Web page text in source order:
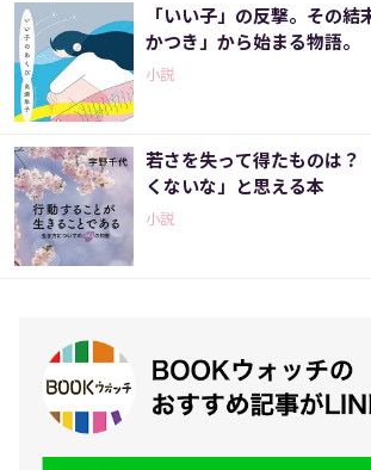
「いい子」の反撃。その
かつき」から始まる物語。
小説
若さを失って得たものは？
くないな」と思える本
小説